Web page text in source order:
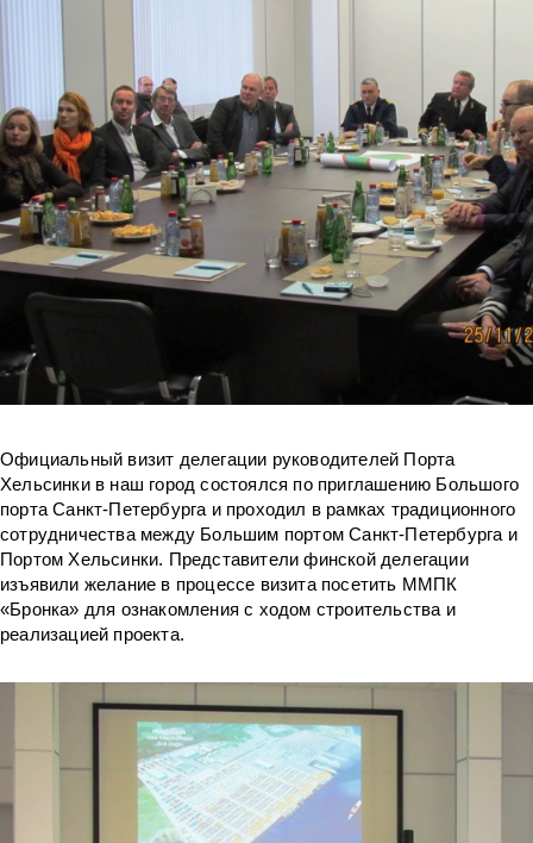
Официальный визит делегации руководителей Порта
Хельсинки в наш город состоялся по приглашению Большого
порта Санкт-Петербурга и проходил в рамках традиционного
сотрудничества между Большим портом Санкт-Петербурга и
Портом Хельсинки. Представители финской делегации
изъявили желание в процессе визита посетить ММПК
«Бронка» для ознакомления с ходом строительства и
реализацией проекта.